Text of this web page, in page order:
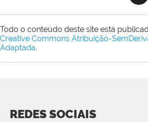
Todo o conteúdo deste site está
Creative Commons Atribuição-
Adaptada.
REDES SOCIAIS